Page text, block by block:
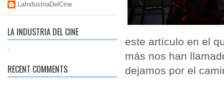
LaIndustriaDelCine
LA INDUSTRIA DEL CINE
-
RECENT COMMENTS
este artículo en el
más nos han
dejamos por el